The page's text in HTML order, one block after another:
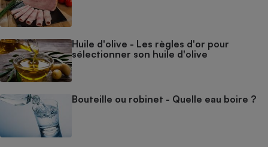
Huile d'olive - Les règles d'or pour
sélectionner son huile d'olive
Bouteille ou robinet - Quelle eau boire ?